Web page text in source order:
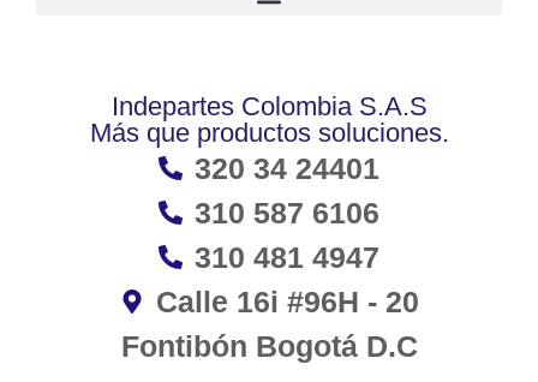
Indepartes Colombia S.A.S
Más que productos soluciones.
320 34 24401
310 587 6106
310 481 4947
Calle 16i #96H - 20
Fontibón Bogotá D.C